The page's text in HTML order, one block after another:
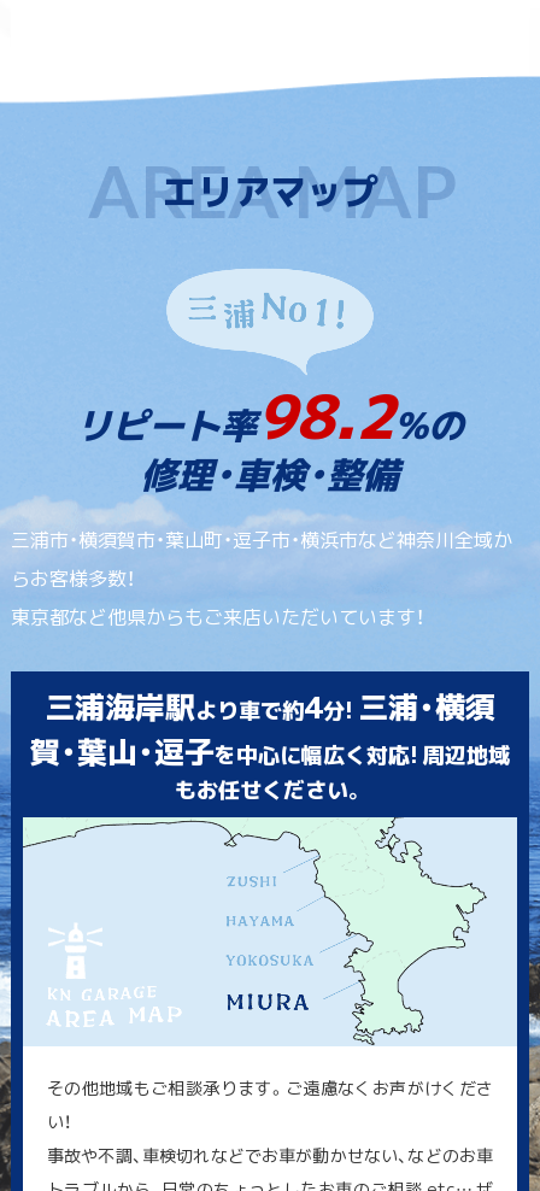
エリアマップ
リピート率98.2%の
修理・車検・整備
三浦市・横須賀市・葉山町・逗子市・横浜市など神奈川全域か
らお客様多数！
東京都など他県からもご来店いただいています！
三浦海岸駅より車で約4分! 三浦・横須
賀・葉山・逗子を中心に幅広く対応! 周辺地域
もお任せください。
その他地域もご相談承ります。ご遠慮なくお声がけくださ
い！
事故や不調、車検切れなどでお車が動かせない、などのお車